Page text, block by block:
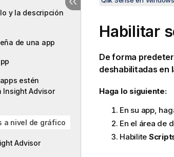
y la descripción
de una app
estén
Insight Advisor
a nivel de gráfico
Advisor
Habilitar
De forma
deshabilitadas en
Haga lo siguiente:
En su app,
En el área de
Habilite